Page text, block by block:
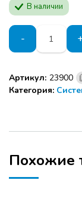
В наличии
-
Количество
товара
Комплект
ящика
Tango
графит
Артикул: 23900
Категория:
Похожие